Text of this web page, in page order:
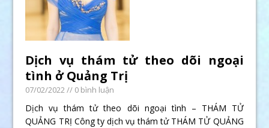
Dịch vụ thám tử theo dõi ngoại
tình ở Quảng Trị
07/02/2022// 0 bình luận
Dịch vụ thám tử theo dõi ngoại tình – THÁM TỬ
QUẢNG TRỊ Công ty dịch vụ thám tử THÁM TỬ QUẢNG